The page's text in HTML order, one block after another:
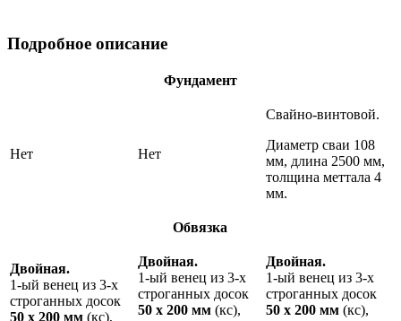
Подробное описание
Фундамент
Нет Нет
Свайно-винтовой.
Диаметр сваи 108
мм, длина 2500 мм,
толщина меттала 4
мм.
Обвязка
Двойная.
1-ый венец из 3-х
строганных досок
50 х 200 мм (кс),
Двойная.
1-ый венец из 3-х
строганных досок
50 х 200 мм (кс),
Двойная.
1-ый венец из 3-х
строганных досок
50 х 200 мм (кс),